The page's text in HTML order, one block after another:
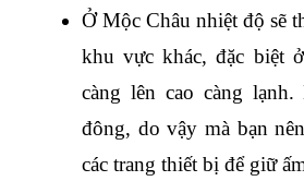
Ở Mộc Châu nhiệt độ sẽ
khu vực khác, đặc biệt
càng lên cao càng
đông, do vậy mà bạn
các trang thiết bị để giữ